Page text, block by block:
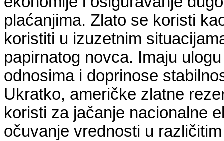
plaćanjima. Zlato se koristi
koristiti u izuzetnim
papirnatog novca. Imaju
odnosima i doprinose
Ukratko, američke zlatne
koristi za jačanje nacionalne
očuvanje vrednosti u